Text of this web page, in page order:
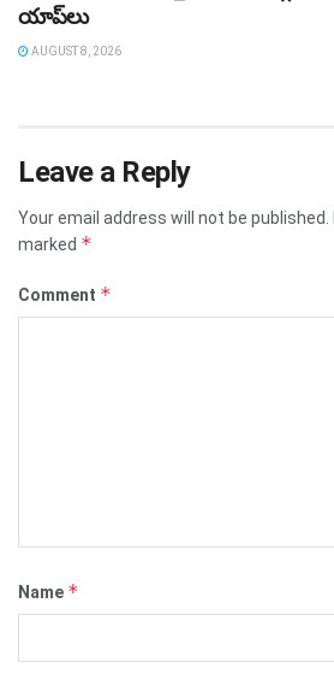
యాప్‌లు
AUGUST 8, 2026
Leave a Reply
Your email address will not be published.
marked *
Comment *
Name *